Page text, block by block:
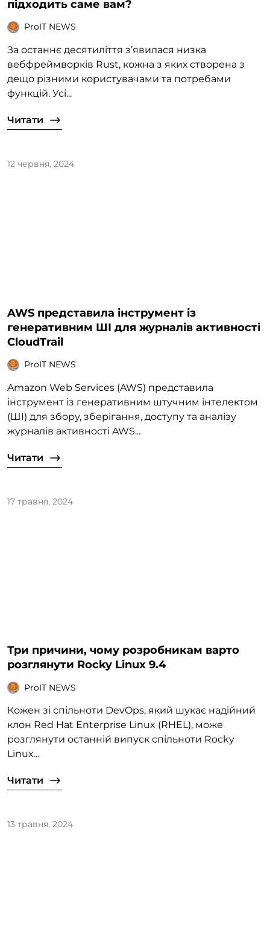
підходить саме вам?
ProIT NEWS
За останнє десятиліття з’явилася низка
вебфреймворків Rust, кожна з яких створена з
дещо різними користувачами та потребами
функцій. Усі...
Читати
12 червня, 2024
AWS представила інструмент із
генеративним ШІ для журналів активності
CloudTrail
ProIT NEWS
Amazon Web Services (AWS) представила
інструмент із генеративним штучним інтелектом
(ШІ) для збору, зберігання, доступу та аналізу
журналів активності AWS...
Читати
17 травня, 2024
Три причини, чому розробникам варто
розглянути Rocky Linux 9.4
ProIT NEWS
Кожен зі спільноти DevOps, який шукає надійний
клон Red Hat Enterprise Linux (RHEL), може
розглянути останній випуск спільноти Rocky
Linux...
Читати
13 травня, 2024